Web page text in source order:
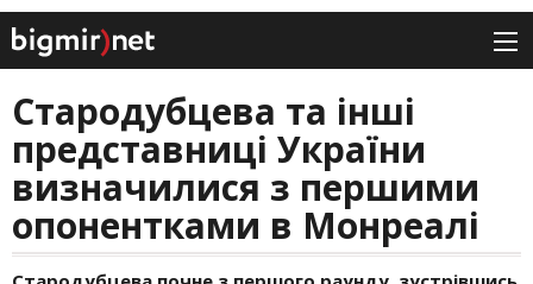
Стародубцева та інші
представниці України
визначилися з першими
опонентками в Монреалі